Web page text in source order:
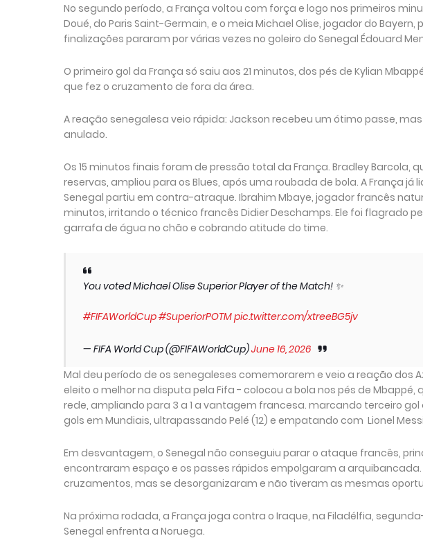
No segundo período, a França voltou com força e logo nos primeiros
Doué, do Paris Saint-Germain, e o meia Michael Olise, jogador do
finalizações pararam por várias vezes no goleiro do Senegal Édouard
O primeiro gol da França só saiu aos 21 minutos, dos pés de Kylian
que fez o cruzamento de fora da área.
A reação senegalesa veio rápida: Jackson recebeu um ótimo passe,
anulado.
Os 15 minutos finais foram de pressão total da França. Bradley Barcola,
reservas, ampliou para os Blues, após uma roubada de bola. A França já
Senegal partiu em contra-atraque. Ibrahim Mbaye, jogador francês
minutos, irritando o técnico francês Didier Deschamps. Ele foi flagrado
garrafa de água no chão e cobrando atitude do time.
You voted Michael Olise Superior Player of the Match! ✨
#FIFAWorldCup#SuperiorPOTMpic.twitter.com/xtreeBG5jv
— FIFA World Cup (@FIFAWorldCup)June 16, 2026
Mal deu período de os senegaleses comemorarem e veio a reação dos
eleito o melhor na disputa pela Fifa - colocou a bola nos pés de
rede, ampliando para 3 a 1 a vantagem francesa. marcando terceiro
gols em Mundiais, ultrapassando Pelé (12) e empatando com Lionel Messi
Em desvantagem, o Senegal não conseguiu parar o ataque francês,
encontraram espaço e os passes rápidos empolgaram a
cruzamentos, mas se desorganizaram e não tiveram as mesmas
Na próxima rodada, a França joga contra o Iraque, na Filadélfia,
Senegal enfrenta a Noruega.